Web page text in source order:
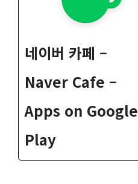
네이버 카페 –
Naver Cafe –
Apps on Google
Play